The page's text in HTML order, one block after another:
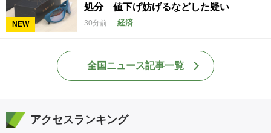
NEW
処分 値下げ妨げるなどした疑い
30分前 経済
全国ニュース記事一覧
アクセスランキング